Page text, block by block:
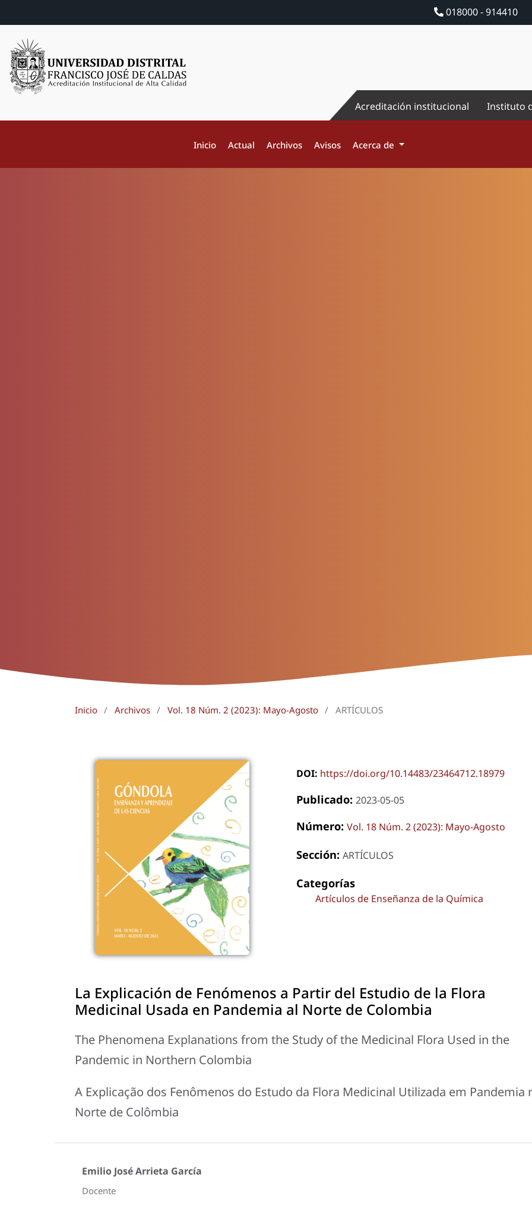
018000 - 914410
Acreditación institucional Instituto
Inicio Actual Archivos Avisos Acerca de
Inicio / Archivos / Vol. 18 Núm. 2 (2023): Mayo-Agosto / ARTÍCULOS
DOI: https://doi.org/10.14483/23464712.18979
Publicado: 2023-05-05
Número: Vol. 18 Núm. 2 (2023): Mayo-Agosto
Sección: ARTÍCULOS
Categorías
Artículos de Enseñanza de la Química
La Explicación de Fenómenos a Partir del Estudio de la Flora
Medicinal Usada en Pandemia al Norte de Colombia
The Phenomena Explanations from the Study of the Medicinal Flora Used in the
Pandemic in Northern Colombia
A Explicação dos Fenômenos do Estudo da Flora Medicinal Utilizada em Pandemia
Norte de Colômbia
Emilio José Arrieta García
Docente